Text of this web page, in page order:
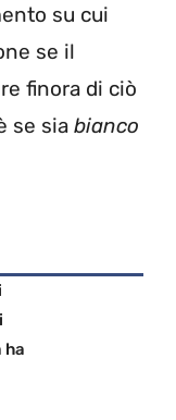
su cui
se il
finora di ciò
se sia bianco
ha